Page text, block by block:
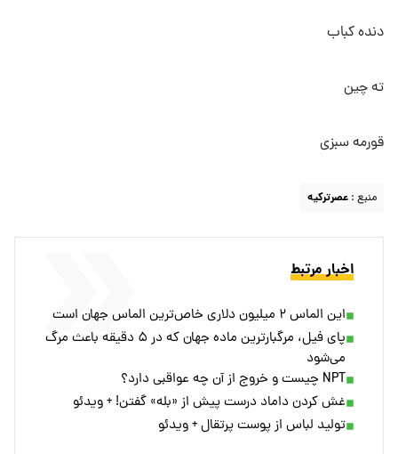
دنده کباب
ته چین
قورمه سبزی
منبع : عصرترکیه
اخبار مرتبط
این الماس ۲ میلیون دلاری خاص‌ترین الماس جهان است
پای فیل، مرگبارترین ماده جهان که در ۵ دقیقه باعث مرگ
می‌شود
NPT چیست و خروج از آن چه عواقبی دارد؟
غش کردن داماد درست پیش از «بله» گفتن! + ویدئو
تولید لباس‌ از پوست پرتقال + ویدئو